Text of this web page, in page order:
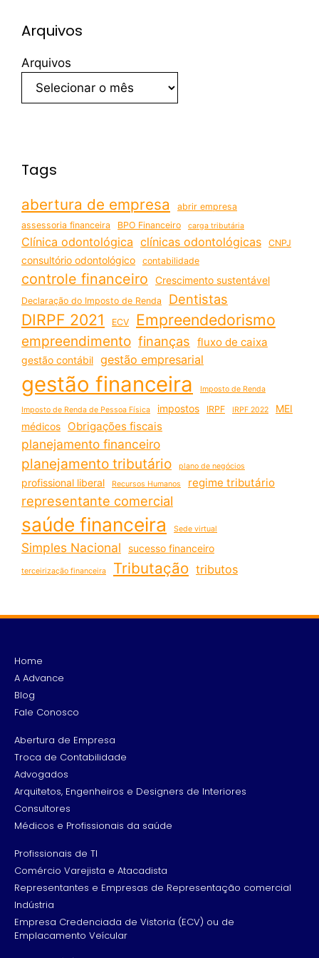
Arquivos
Arquivos
Tags
abertura de empresa
abrir empresa
assessoria financeira
BPO Financeiro carga tributária
Clínica odontológica clínicas odontológicas CNPJ
consultório odontológico contabilidade
controle financeiro Crescimento sustentável
Declaração do Imposto de Renda Dentistas
DIRPF 2021 ECV Empreendedorismo
empreendimento finanças fluxo de caixa
gestão contábil gestão empresarial
gestão financeira Imposto de Renda
Imposto de Renda de Pessoa Física impostos IRPF IRPF 2022
MEI
médicos
Obrigações fiscais
planejamento financeiro
planejamento tributário plano de negócios
profissional liberal Recursos Humanos regime tributário
representante comercial
saúde financeira Sede virtual
Simples Nacional sucesso financeiro
terceirização financeira Tributação tributos
Home
A Advance
Blog
Fale Conosco
Abertura de Empresa
Troca de Contabilidade
Advogados
Arquitetos, Engenheiros e Designers de Interiores
Consultores
Médicos e Profissionais da saúde
Profissionais de TI
Comércio Varejista e Atacadista
Representantes e Empresas de Representação comercial
Indústria
Empresa Credenciada de Vistoria (ECV) ou de
Emplacamento Veícular